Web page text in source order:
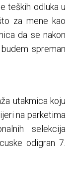
teških odluka u
za mene kao
da se nakon
spreman
utakmica koju
na parketima
selekcija
odigran 7.